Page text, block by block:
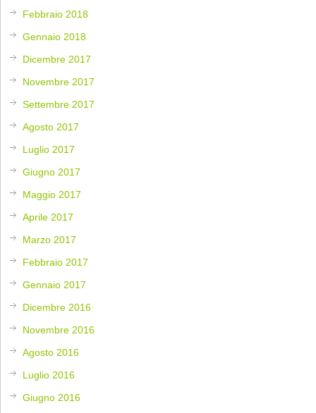
Febbraio 2018
Gennaio 2018
Dicembre 2017
Novembre 2017
Settembre 2017
Agosto 2017
Luglio 2017
Giugno 2017
Maggio 2017
Aprile 2017
Marzo 2017
Febbraio 2017
Gennaio 2017
Dicembre 2016
Novembre 2016
Agosto 2016
Luglio 2016
Giugno 2016